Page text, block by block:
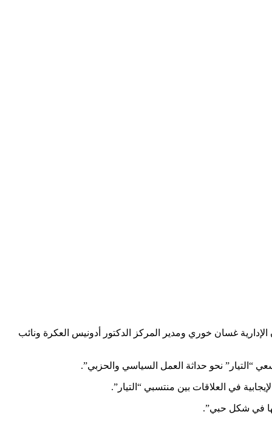
غسان خوري ومدير المركز الدكتور أدونيس العكرة ونائب
“التيار” نحو حداثة العمل السياسي والحزبي”.
في العلاقات بين منتسبي “التيار”.
في شكل حبي”.